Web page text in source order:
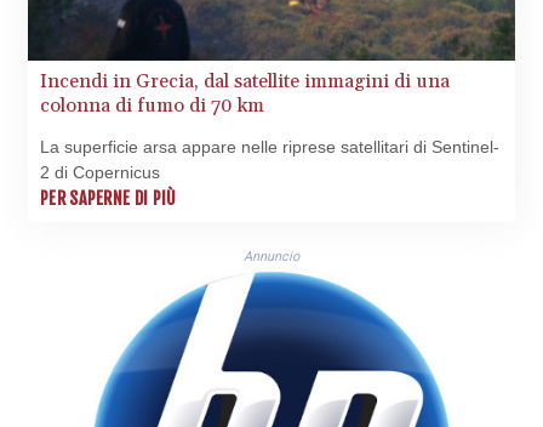
CUP 30.603652
CVE 110.186265
CZK 24.201154
DJF 205.338828
DOP 67.250199
ETB 186.117873
FJD 2.553963
FKP 0.857848
GBP 0.857774
GGP 0.857848
GHS 13.520339
Incendi in Grecia, dal satellite immagini di una
colonna di fumo di 70 km
La superficie arsa appare nelle riprese satellitari di Sentinel-
2 di Copernicus
PER SAPERNE DI PIÙ
Annuncio